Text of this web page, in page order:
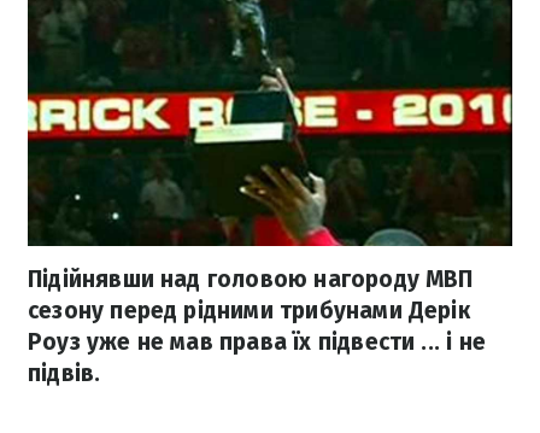
Підійнявши над головою нагороду МВП
сезону перед рідними трибунами Дерік
Роуз уже не мав права їх підвести ... і не
підвів.